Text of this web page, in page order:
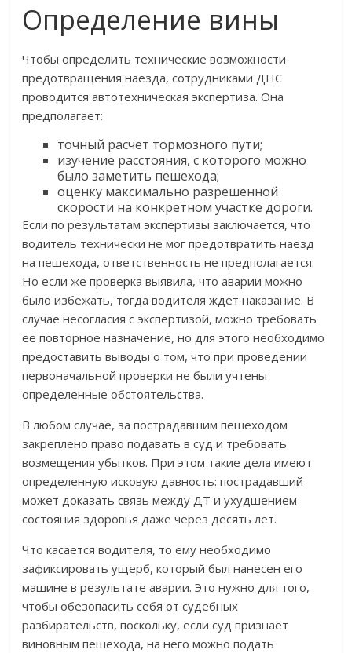
Определение вины
Чтобы определить технические возможности
предотвращения наезда, сотрудниками ДПС
проводится автотехническая экспертиза. Она
предполагает:
точный расчет тормозного пути;
изучение расстояния, с которого можно
было заметить пешехода;
оценку максимально разрешенной
скорости на конкретном участке дороги.
Если по результатам экспертизы заключается, что
водитель технически не мог предотвратить наезд
на пешехода, ответственность не предполагается.
Но если же проверка выявила, что аварии можно
было избежать, тогда водителя ждет наказание. В
случае несогласия с экспертизой, можно требовать
ее повторное назначение, но для этого необходимо
предоставить выводы о том, что при проведении
первоначальной проверки не были учтены
определенные обстоятельства.
В любом случае, за пострадавшим пешеходом
закреплено право подавать в суд и требовать
возмещения убытков. При этом такие дела имеют
определенную исковую давность: пострадавший
может доказать связь между ДТ и ухудшением
состояния здоровья даже через десять лет.
Что касается водителя, то ему необходимо
зафиксировать ущерб, который был нанесен его
машине в результате аварии. Это нужно для того,
чтобы обезопасить себя от судебных
разбирательств, поскольку, если суд признает
виновным пешехода, на него можно подать